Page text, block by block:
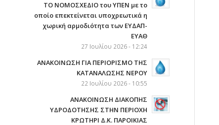
ΤΟ ΝΟΜΟΣΧΕΔΙΟ του ΥΠΕΝ με το
οποίο επεκτείνεται υποχρεωτικά η
χωρική αρμοδιότητα των ΕΥΔΑΠ-
ΕΥΑΘ
27 Ιουλίου 2026 - 12:24
ΑΝΑΚΟΙΝΩΣΗ ΓΙΑ ΠΕΡΙΟΡΙΣΜΟ ΤΗΣ
ΚΑΤΑΝΑΛΩΣΗΣ ΝΕΡΟΥ
22 Ιουλίου 2026 - 10:55
AΝΑΚΟΙΝΩΣΗ ΔΙΑΚΟΠΗΣ
ΥΔΡΟΔΟΤΗΣΗΣ ΣΤΗΝ ΠΕΡΙΟΧΗ
ΚΡΩΤΗΡΙ Δ.Κ. ΠΑΡΟΙΚΙΑΣ